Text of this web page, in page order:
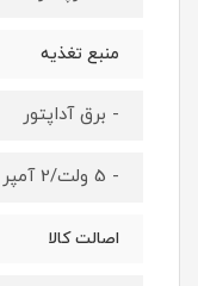
منبع تغذیه
- برق آداپتور
- 5 ولت/2 آمپر
اصالت کالا